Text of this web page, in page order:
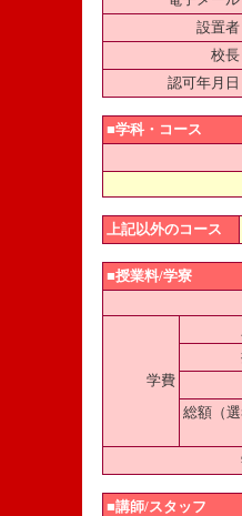
設置者
校長
認可年月日
■学科・コース
上記以外のコース
■授業料/学寮
学費
総額（
■講師/スタッフ